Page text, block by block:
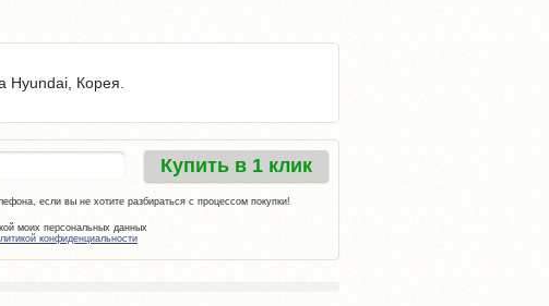
Hyundai, Корея.
Купить в 1 клик
если вы не хотите разбираться с процессом покупки!
моих персональных данных
конфиденциальности